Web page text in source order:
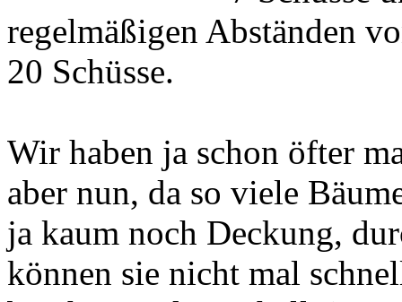
regelmäßigen Abständen
20 Schüsse.
Wir haben ja schon öfter
aber nun, da so viele
ja kaum noch Deckung,
können sie nicht mal